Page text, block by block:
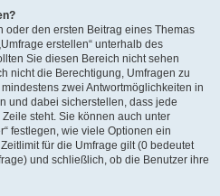
oder den ersten Beitrag eines Themas
erstellen“ unterhalb des
Sie diesen Bereich nicht sehen
nicht die Berechtigung, Umfragen zu
zwei Antwortmöglichkeiten in
und dabei sicherstellen, dass jede
steht. Sie können auch unter
festlegen, wie viele Optionen ein
für die Umfrage gilt (0 bedeutet
und schließlich, ob die Benutzer ihre